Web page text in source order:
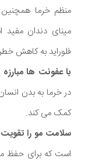
منظم خرما
مینای دندان
فلوراید به کاهش
با عفونت ها
در خرما به بدن
کمک می کند.
سلامت مو را
است که برای حفظ